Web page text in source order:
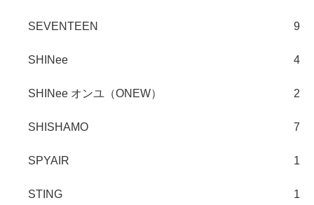
SEVENTEEN 9
SHINee 4
SHINee オンユ（ONEW） 2
SHISHAMO 7
SPYAIR 1
STING 1